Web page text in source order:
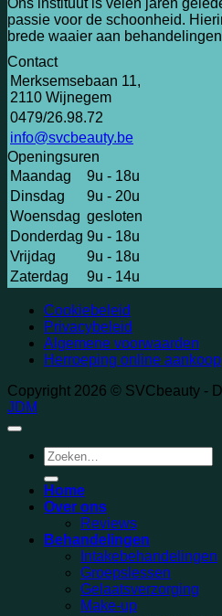
Ons instituut is velen jaren
passie voor de schoonheid.
brede waaier aan
Contact
Merksemsebaan 11,
2110 Wijnegem
0479/26.98.72
info@svcbeauty.be
Openingsuren
Maandag
9u - 18u
Dinsdag
9u - 20u
Woensdag gesloten
Donderdag 9u - 18u
Vrijdag
9u - 18u
Zaterdag
9u - 14u
Cookiebeleid
Privacybeleid
Algemene voorwaarden
Herroeping online aankoop
Copyright 2026 © SVCbeauty -
JDM
Zoeken
naar:
Home
Over ons
Reviews
Behandelingen
Intakebehandelingen
Groepslessen
Gelaatsverzorging
Make-up